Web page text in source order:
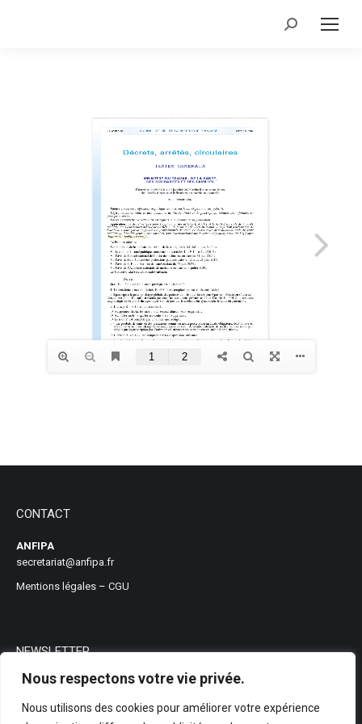
Nous respectons votre vie privée.
Nous utilisons des cookies pour améliorer votre expérience
Recherche
CONTACT
ANFIPA
secretariat@anfipa.fr
Mentions légales – CGU
NEWSLETTER